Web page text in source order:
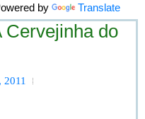
by Translate
Cervejinha do